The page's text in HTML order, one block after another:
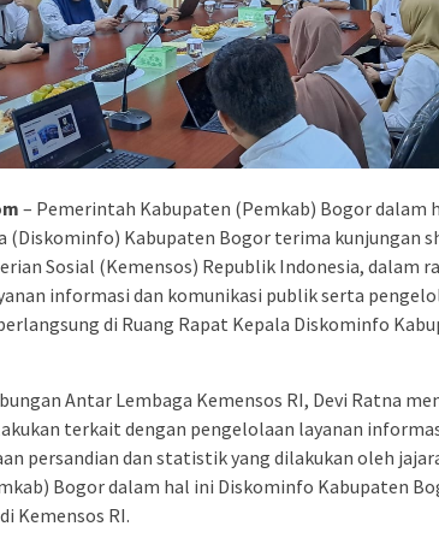
– Pemerintah Kabupaten (Pemkab) Bogor dalam
(Diskominfo) Kabupaten Bogor terima kunjungan
Sosial (Kemensos) Republik Indonesia, dalam
informasi dan komunikasi publik serta
di Ruang Rapat Kepala Diskominfo
Antar Lembaga Kemensos RI, Devi Ratna
terkait dengan pengelolaan layanan
persandian dan statistik yang dilakukan oleh
Bogor dalam hal ini Diskominfo Kabupaten
Kemensos RI.